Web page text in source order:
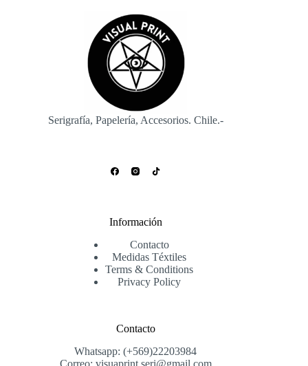
Serigrafía, Papelería, Accesorios. Chile.-
Información
Contacto
Medidas Téxtiles
Terms & Conditions
Privacy Policy
Contacto
Whatsapp: (+569)22203984
Correo: visuaprint.seri@gmail.com